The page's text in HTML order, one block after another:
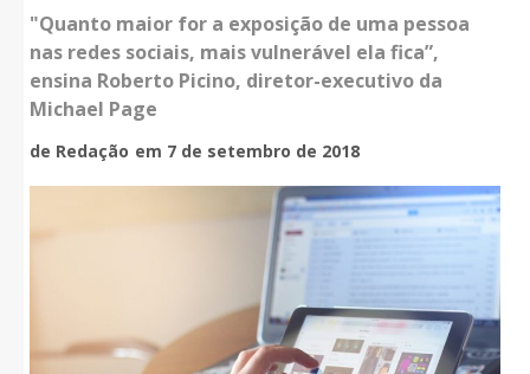
"Quanto maior for a exposição de uma pessoa
nas redes sociais, mais vulnerável ela fica”,
ensina Roberto Picino, diretor-executivo da
Michael Page
de Redação em 7 de setembro de 2018